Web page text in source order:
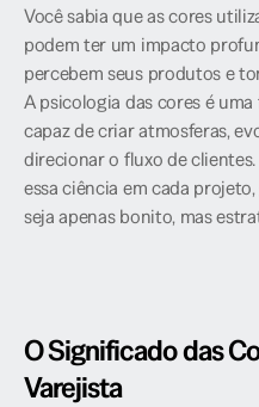
Você sabia que as cores
podem ter um impacto
percebem seus produtos e
A psicologia das cores é
capaz de criar atmosferas,
direcionar o fluxo de
essa ciência em cada
seja apenas bonito, mas
O Significado das
Varejista